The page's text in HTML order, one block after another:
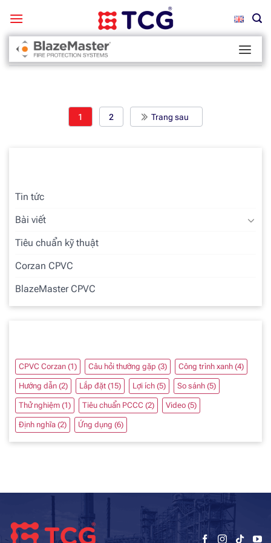
qua
nội
dungTrang chủ/Blazemaster
Tin tức
Bài viết
Tiêu chuẩn kỹ thuật
Corzan CPVC
BlazeMaster CPVC
CPVC Corzan (1) Câu hỏi thường gặp (3) Công trình xanh (4)
Hướng dẫn (2) Lắp đặt (15) Lợi ích (5) So sánh (5)
Thử nghiệm (1) Tiêu chuẩn PCCC (2) Video (5)
Định nghĩa (2) Ứng dụng (6)
1 2 Trang sau